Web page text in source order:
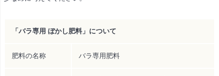
「バラ専用 ぼかし肥料」について
肥料の名称 バラ専用肥料